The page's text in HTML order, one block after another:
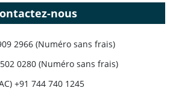
nous
2966 (Numéro sans frais)
0280 (Numéro sans frais)
+91 744 740 1245